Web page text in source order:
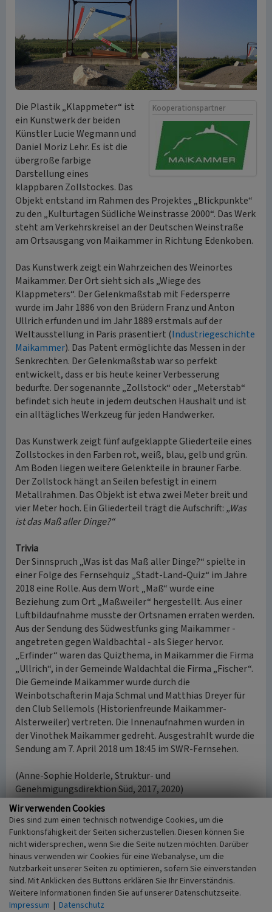
Kooperationspartner
Die Plastik „Klappmeter“ ist
ein Kunstwerk der beiden
Künstler Lucie Wegmann und
Daniel Moriz Lehr. Es ist die
übergroße farbige
Darstellung eines
klappbaren Zollstockes. Das
Objekt entstand im Rahmen des Projektes „Blickpunkte“
zu den „Kulturtagen Südliche Weinstrasse 2000“. Das Werk
steht am Verkehrskreisel an der Deutschen Weinstraße
am Ortsausgang von Maikammer in Richtung Edenkoben.
Das Kunstwerk zeigt ein Wahrzeichen des Weinortes
Maikammer. Der Ort sieht sich als „Wiege des
Klappmeters“. Der Gelenkmaßstab mit Federsperre
wurde im Jahr 1886 von den Brüdern Franz und Anton
Ullrich erfunden und im Jahr 1889 erstmals auf der
Weltausstellung in Paris präsentiert (Industriegeschichte
Maikammer). Das Patent ermöglichte das Messen in der
Senkrechten. Der Gelenkmaßstab war so perfekt
entwickelt, dass er bis heute keiner Verbesserung
bedurfte. Der sogenannte „Zollstock“ oder „Meterstab“
befindet sich heute in jedem deutschen Haushalt und ist
ein alltägliches Werkzeug für jeden Handwerker.
Das Kunstwerk zeigt fünf aufgeklappte Gliederteile eines
Zollstockes in den Farben rot, weiß, blau, gelb und grün.
Am Boden liegen weitere Gelenkteile in brauner Farbe.
Der Zollstock hängt an Seilen befestigt in einem
Metallrahmen. Das Objekt ist etwa zwei Meter breit und
vier Meter hoch. Ein Gliederteil trägt die Aufschrift: „Was
ist das Maß aller Dinge?“
Trivia
Der Sinnspruch „Was ist das Maß aller Dinge?“ spielte in
einer Folge des Fernsehquiz „Stadt-Land-Quiz“ im Jahre
2018 eine Rolle. Aus dem Wort „Maß“ wurde eine
Beziehung zum Ort „Maßweiler“ hergestellt. Aus einer
Luftbildaufnahme musste der Ortsnamen erraten werden.
Aus der Sendung des Südwestfunks ging Maikammer -
angetreten gegen Waldbachtal - als Sieger hervor.
„Erfinder“ waren das Quizthema, in Maikammer die Firma
„Ullrich“, in der Gemeinde Waldachtal die Firma „Fischer“.
Die Gemeinde Maikammer wurde durch die
Weinbotschafterin Maja Schmal und Matthias Dreyer für
den Club Sellemols (Historienfreunde Maikammer-
Alsterweiler) vertreten. Die Innenaufnahmen wurden in
der Vinothek Maikammer gedreht. Ausgestrahlt wurde die
Sendung am 7. April 2018 um 18:45 im SWR-Fernsehen.
(Anne-Sophie Holderle, Struktur- und
Genehmigungsdirektion Süd, 2017, 2020)
Literatur
Verein Südliche Weinstrasse Maikammer e.V.; Büro
für Tourismus (o.J.) Erlebnisland Maikammer -
Sehenswertes und Ausflugtipps. S. 13, Maikammer.
Wir verwenden Cookies
Dies sind zum einen technisch notwendige Cookies, um die
Funktionsfähigkeit der Seiten sicherzustellen. Diesen können Sie
nicht widersprechen, wenn Sie die Seite nutzen möchten. Darüber
hinaus verwenden wir Cookies für eine Webanalyse, um die
Nutzbarkeit unserer Seiten zu optimieren, sofern Sie einverstanden
sind. Mit Anklicken des Buttons erklären Sie Ihr Einverständnis.
Weitere Informationen finden Sie auf unserer Datenschutzseite.
Impressum | Datenschutz